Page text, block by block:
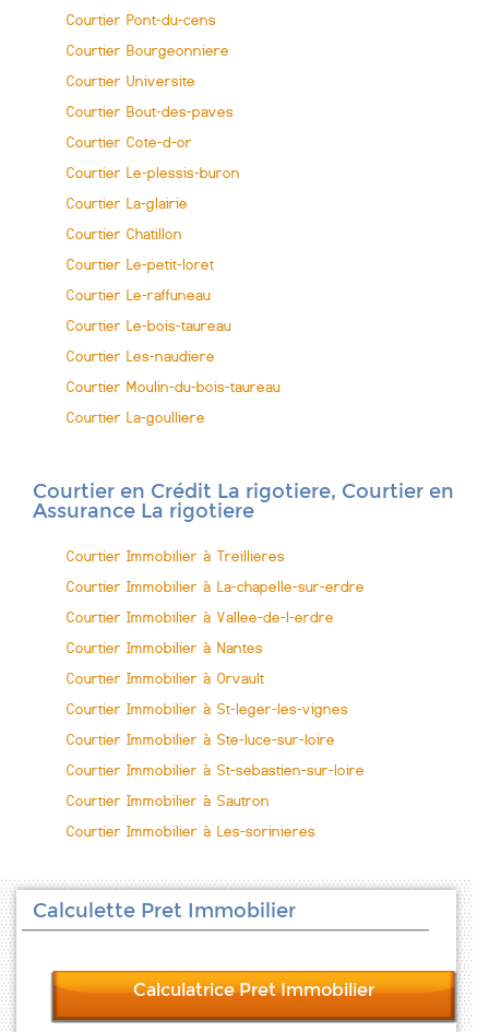
Courtier Pont-du-cens
Courtier Bourgeonniere
Courtier Universite
Courtier Bout-des-paves
Courtier Cote-d-or
Courtier Le-plessis-buron
Courtier La-glairie
Courtier Chatillon
Courtier Le-petit-loret
Courtier Le-raffuneau
Courtier Le-bois-taureau
Courtier Les-naudiere
Courtier Moulin-du-bois-taureau
Courtier La-goulliere
Courtier en Crédit La rigotiere, Courtier en
Assurance La rigotiere
Courtier Immobilier à Treillieres
Courtier Immobilier à La-chapelle-sur-erdre
Courtier Immobilier à Vallee-de-l-erdre
Courtier Immobilier à Nantes
Courtier Immobilier à Orvault
Courtier Immobilier à St-leger-les-vignes
Courtier Immobilier à Ste-luce-sur-loire
Courtier Immobilier à St-sebastien-sur-loire
Courtier Immobilier à Sautron
Courtier Immobilier à Les-sorinieres
Calculette Pret Immobilier
Calculatrice Pret Immobilier